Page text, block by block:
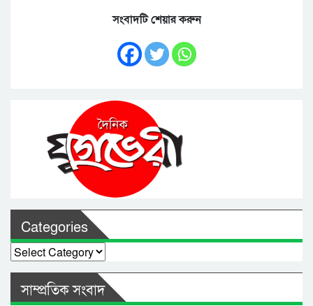
সংবাদটি শেয়ার করুন
Categories
Categories
সাম্প্রতিক সংবাদ